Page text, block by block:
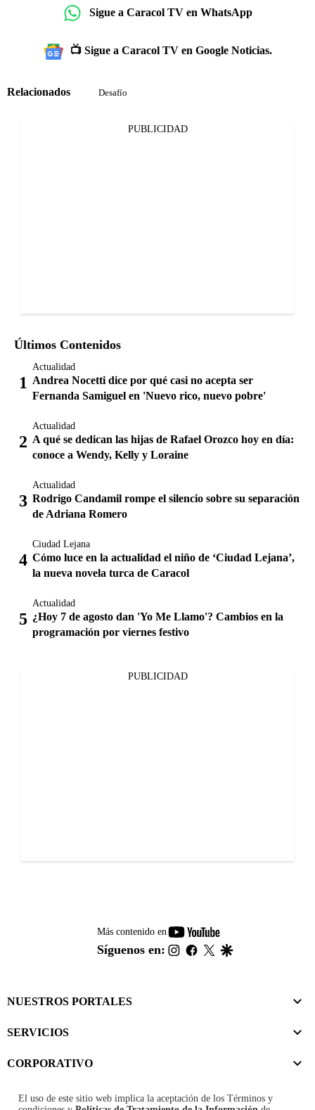
Sigue a Caracol TV en WhatsApp
📺 Sigue a Caracol TV en Google Noticias.
Relacionados Desafío
PUBLICIDAD
Últimos Contenidos
Actualidad
Andrea Nocetti dice por qué casi no acepta ser
Fernanda Samiguel en 'Nuevo rico, nuevo pobre'
Actualidad
A qué se dedican las hijas de Rafael Orozco hoy en día:
conoce a Wendy, Kelly y Loraine
Actualidad
Rodrigo Candamil rompe el silencio sobre su separación
de Adriana Romero
Ciudad Lejana
Cómo luce en la actualidad el niño de ‘Ciudad Lejana’,
la nueva novela turca de Caracol
Actualidad
¿Hoy 7 de agosto dan 'Yo Me Llamo'? Cambios en la
programación por viernes festivo
PUBLICIDAD
Más contenido en
youtube-
footer
Síguenos en: instagram
facebook
twitter
NUESTROS PORTALES
SERVICIOS
CORPORATIVO
El uso de este sitio web implica la aceptación de los Términos y